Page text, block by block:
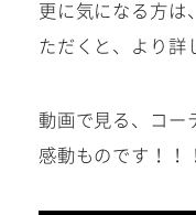
更に気になる方
ただくと、より詳
動画で見る、コー
感動ものです！！